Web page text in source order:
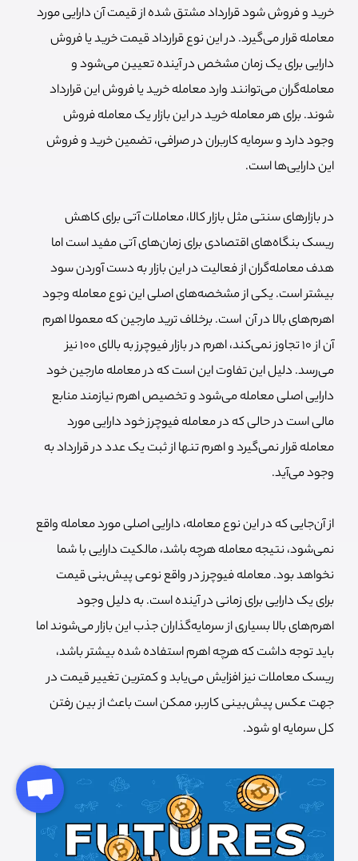
خرید و فروش شود قرارداد مشتق شده از قیمت آن دارایی مورد
معامله قرار می‌گیرد. در این نوع قرارداد قیمت خرید یا فروش
دارایی برای یک زمان مشخص در آینده تعیین می‌شود و
معامله‌گران می‌توانند وارد معامله خرید یا فروش این قرارداد
شوند. برای هر معامله خرید در این بازار یک معامله فروش
وجود دارد و سرمایه کاربران در صرافی، تضمین خرید و فروش
این دارایی‌ها است.
در بازارهای سنتی مثل بازار کالا، معاملات آتی برای کاهش
ریسک بنگاه‌های اقتصادی برای زمان‌های آتی مفید است اما
هدف معامله‌گران از فعالیت در این بازار به دست آوردن سود
بیشتر است. یکی از مشخصه‌های اصلی این نوع معامله وجود
اهرم‌های بالا در آن است. برخلاف ترید مارجین که معمولا اهرم
آن از 10 تجاوز نمی‌کند، اهرم در بازار فیوچرز به بالای 100 نیز
می‌رسد. دلیل این تفاوت این است که در معامله مارجین خود
دارایی اصلی معامله می‌شود و تخصیص اهرم نیازمند منابع
مالی است در حالی که در معامله فیوچرز خود دارایی مورد
معامله قرار نمی‌گیرد و اهرم تنها از ثبت یک عدد در قرارداد به
وجود می‌آید.
از آن‌جایی که در این نوع معامله، دارایی اصلی مورد معامله واقع
نمی‌شود، نتیجه معامله هرچه باشد، مالکیت دارایی با شما
نخواهد بود. معامله فیوچرز در واقع نوعی پیش‌بنی قیمت
برای یک دارایی برای زمانی در آینده است. به دلیل وجود
اهرم‌های بالا بسیاری از سرمایه‌گذاران جذب این بازار می‌شوند اما
باید توجه داشت که هرچه اهرم استفاده شده بیشتر باشد،
ریسک معاملات نیز افزایش می‌یابد و کمترین تغییر قیمت در
جهت عکس پیش‌بینی کاربر، ممکن است باعث از بین رفتن
کل سرمایه او شود.